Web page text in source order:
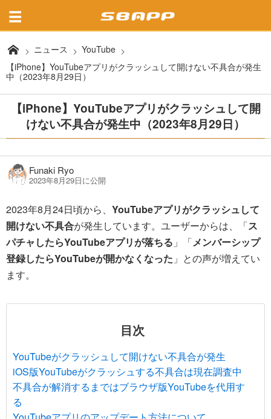
ニュース
YouTube
【iPhone】YouTubeアプリがクラッシュして開けない不具合が発生
中（2023年8月29日）
【iPhone】YouTubeアプリがクラッシュして開
けない不具合が発生中（2023年8月29日）
Funaki Ryo
2023年8月29日に公開
2023年8月24日頃から、 YouTubeアプリがクラッシュして
開けない不具合が発生しています。ユーザーからは、「ス
パチャしたらYouTubeアプリが落ちる 」「メンバーシップ
登録したらYouTubeが開かなくなった 」との声が増えてい
ます。
目次
YouTubeがクラッシュして開けない不具合が発生
iOS版YouTubeがクラッシュする不具合は現在調査中
不具合が解消するまではブラウザ版YouTubeを代用す
る